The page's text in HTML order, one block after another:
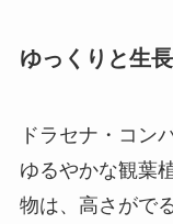
ゆっくりと生
ドラセナ・コン
ゆるやかな観葉
物は、高さがで